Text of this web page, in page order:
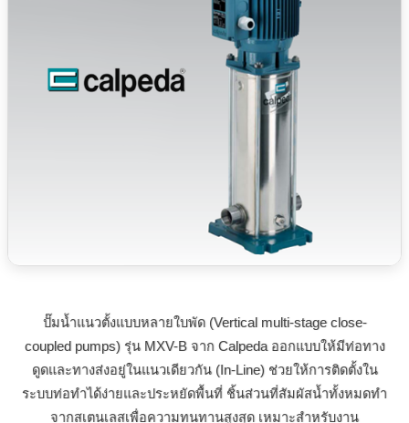
ปั๊มน้ำแนวตั้งแบบหลายใบพัด (Vertical multi-stage close-
coupled pumps) รุ่น MXV-B จาก Calpeda ออกแบบให้มีท่อทาง
ดูดและทางส่งอยู่ในแนวเดียวกัน (In-Line) ช่วยให้การติดตั้งใน
ระบบท่อทำได้ง่ายและประหยัดพื้นที่ ชิ้นส่วนที่สัมผัสน้ำทั้งหมดทำ
จากสเตนเลสเพื่อความทนทานสูงสุด เหมาะสำหรับงาน